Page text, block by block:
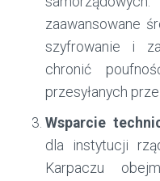
zaawansowane
szyfrowanie i
chronić
przesyłanych
Wsparcie
dla instytucji
Karpaczu